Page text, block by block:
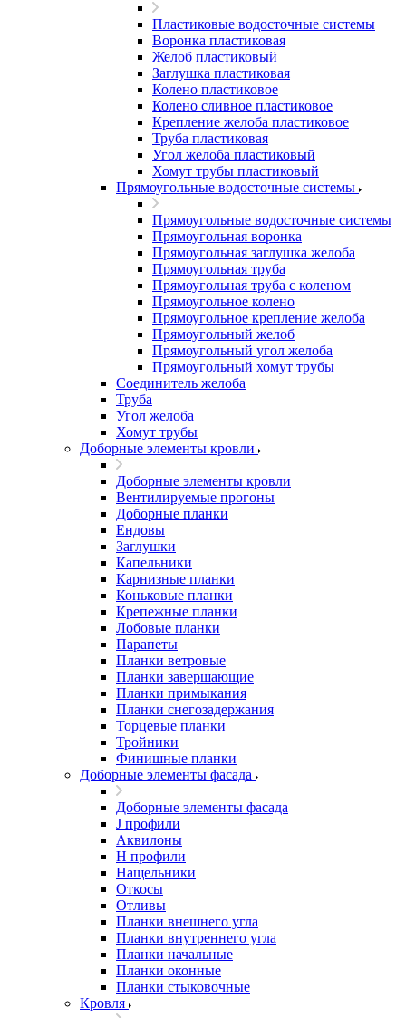
Пластиковые водосточные системы
Воронка пластиковая
Желоб пластиковый
Заглушка пластиковая
Колено пластиковое
Колено сливное пластиковое
Крепление желоба пластиковое
Труба пластиковая
Угол желоба пластиковый
Хомут трубы пластиковый
Прямоугольные водосточные системы
Прямоугольные водосточные системы
Прямоугольная воронка
Прямоугольная заглушка желоба
Прямоугольная труба
Прямоугольная труба c коленом
Прямоугольное колено
Прямоугольное крепление желоба
Прямоугольный желоб
Прямоугольный угол желоба
Прямоугольный хомут трубы
Соединитель желоба
Труба
Угол желоба
Хомут трубы
Доборные элементы кровли
Доборные элементы кровли
Вентилируемые прогоны
Доборные планки
Ендовы
Заглушки
Капельники
Карнизные планки
Коньковые планки
Крепежные планки
Лобовые планки
Парапеты
Планки ветровые
Планки завершающие
Планки примыкания
Планки снегозадержания
Торцевые планки
Тройники
Финишные планки
Доборные элементы фасада
Доборные элементы фасада
J профили
Аквилоны
Н профили
Нащельники
Откосы
Отливы
Планки внешнего угла
Планки внутреннего угла
Планки начальные
Планки оконные
Планки стыковочные
Кровля